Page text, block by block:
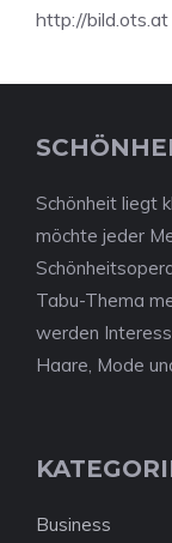
http://bild.ots.at
Schönheit liegt
möchte jeder
Tabu-Thema
werden
Haare, Mode
Business